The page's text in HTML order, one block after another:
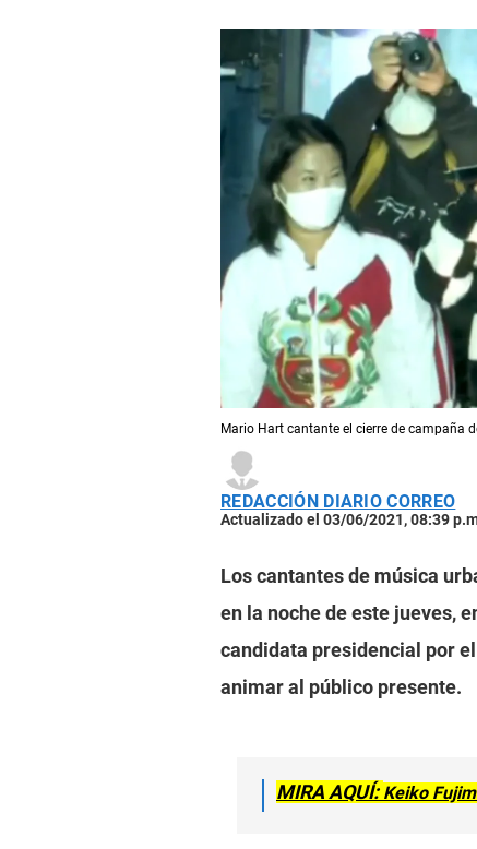
Mario Hart cantante el cierre de campaña
REDACCIÓN DIARIO CORREO
Actualizado el 03/06/2021, 08:39
Los cantantes de música
en la noche de este jueves,
candidata presidencial por
animar al público presente.
MIRA AQUÍ: Keiko